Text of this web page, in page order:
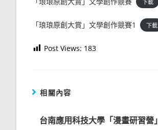
下載
「琅琅原創大賞」文學創作競賽1 下載
Post Views: 183
相關內容
台南應用科技大學「漫畫研習營」